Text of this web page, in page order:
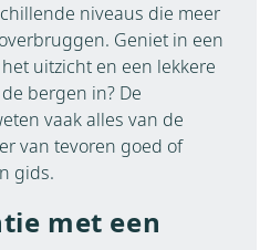
niveaus die meer
Geniet in een
uitzicht en een lekkere
bergen in? De
vaak alles van de
van tevoren goed of
gids.
met een